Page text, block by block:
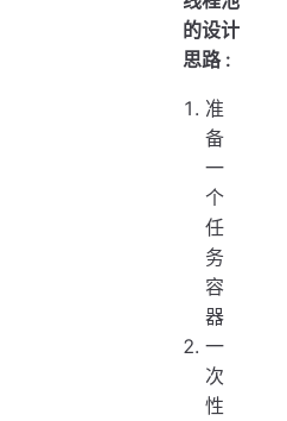
的设计
思路 :
准
备
一
个
任
务
容
器
一
次
性